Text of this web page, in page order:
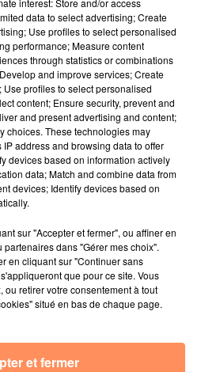
salarié (FO) d’Air France.
chez Hop! ?
régionale d’Air France
par la refonte du réseau
Joël Rondel, secrétaire du
(CSE), redoute la
des 2 700 postes actuels.
Bruno Le Maire a défendu
d’euros accordé à la
sans condition formelle sur
absolument garder chaque
Ca peut conduire à des
ça qui menaçait Air
data to select advertising; Create
Use profiles to select personalised
performance; Measure content
through statistics or combinations
and improve services; Create
profiles to select personalised
content; Ensure security, prevent and
and present advertising and content;
choices. These technologies may
address and browsing data to offer
devices based on information actively
data; Match and combine data from
devices; Identify devices based on
sur "Accepter et fermer", ou affiner en
dans "Gérer mes choix".
en cliquant sur "Continuer sans
que pour ce site. Vous
ou retirer votre consentement à tout
situé en bas de chaque page.
et fermer